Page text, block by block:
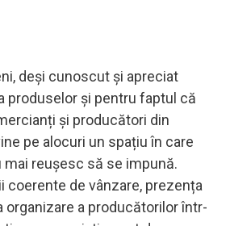
deși cunoscut și apreciat
produselor și pentru faptul că
și producători din
pe alocuri un spațiu în care
reușesc să se impună.
coerente de vânzare, prezența
organizare a producătorilor într-